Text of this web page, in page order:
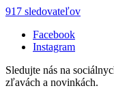
917 sledovateľov
Facebook
Instagram
Sledujte nás na
zľavách a novinkách.